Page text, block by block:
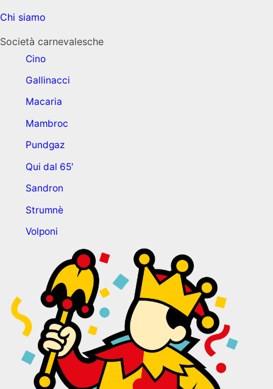
Chi siamo
Società carnevalesche
Cino
Gallinacci
Macaria
Mambroc
Pundgaz
Qui dal 65′
Sandron
Strumnè
Volponi